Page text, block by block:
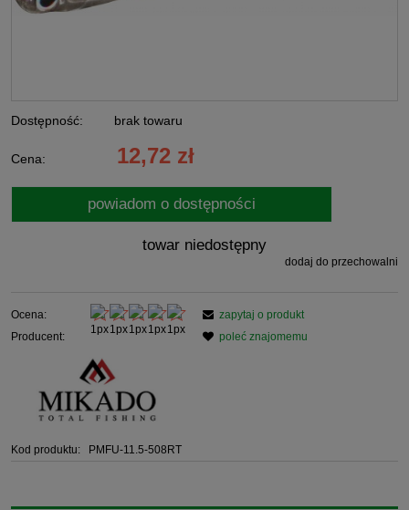
Dostępność: brak towaru
Cena: 12,72 zł
powiadom o dostępności
towar niedostępny
dodaj do przechowalni
Ocena:
Producent:
Kod produktu: PMFU-11.5-508RT
zapytaj o produkt
poleć znajomemu